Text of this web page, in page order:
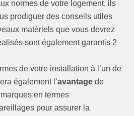
normes de votre logement, ils
prodiguer des conseils utiles
matériels que vous devrez
sont également garantis 2
de votre installation à l’un de
également l’avantage de
en termes
pour assurer la